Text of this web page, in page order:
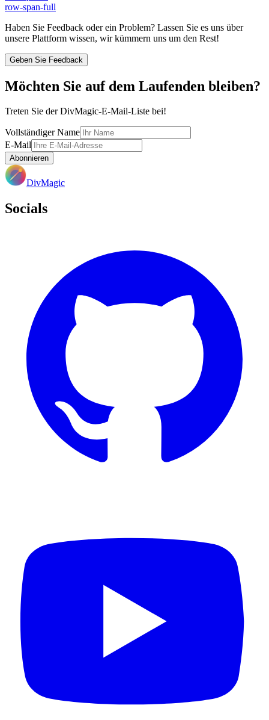
row-span-full
Haben Sie Feedback oder ein Problem? Lassen Sie es uns über
unsere Plattform wissen, wir kümmern uns um den Rest!
Geben Sie Feedback
Möchten Sie auf dem Laufenden bleiben?
Treten Sie der DivMagic-E-Mail-Liste bei!
Vollständiger Name
E-Mail
Abonnieren
DivMagic
Socials